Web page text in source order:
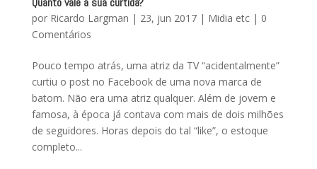
por Ricardo Largman | 23, jun 2017| Midia etc| 0
Comentários
Pouco tempo atrás, uma atriz da TV “acidentalmente”
curtiu o post no Facebook de uma nova marca de
batom. Não era uma atriz qualquer. Além de jovem e
famosa, à época já contava com mais de dois milhões
de seguidores. Horas depois do tal “like”, o estoque
completo...